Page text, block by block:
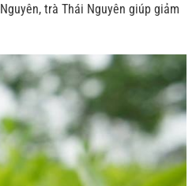
trà Thái Nguyên giúp giảm